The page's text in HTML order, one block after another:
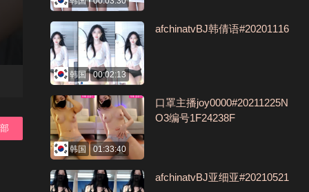
韩国 00:02:13
afchinatvBJ韩倩语#20201116
韩国 01:33:40
口罩主播joy0000#20211225N
O3编号1F24238F
afchinatvBJ亚细亚#20210521